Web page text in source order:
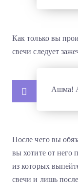
Как только вы
свечи следует
Ашма!
После чего вы
вы хотите от него
из которых
свечи и лишь